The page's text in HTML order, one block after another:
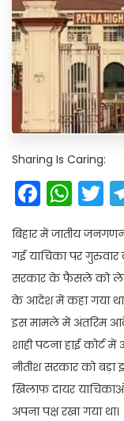
Sharing Is Caring:
बिहार में जातीय
गई याचिका पर गुरुवार
सरकार के फैसले को लेकर
के आदेश में कहा गया था
इस मामले में अंतरिम
शाही पटना हाई कोर्ट
नीतीश सरकार को बड़ा
खिलाफ दायर
अपना पक्ष रखा गया था।